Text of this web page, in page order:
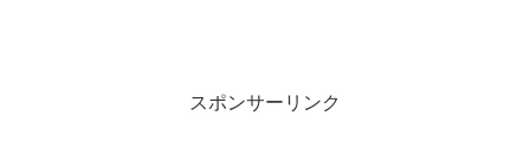
スポンサーリンク